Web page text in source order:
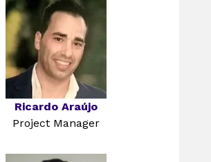
Ricardo Araújo
Project Manager